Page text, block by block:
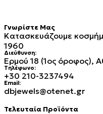
Γνωρίστε Μας
Κατασκευάζουμε
1960
Διεύθυνση:
Ερμού 18 (1ος όροφος),
Τηλέφωνο:
+30 210-3237494
Email:
dbjewels@otenet.gr
Τελευταία Προϊόντα